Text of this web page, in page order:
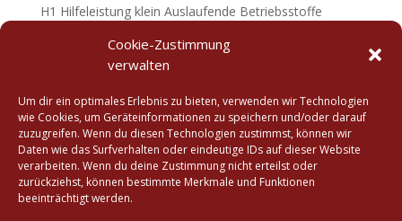
Cookie-Zustimmung
verwalten
Um dir ein optimales Erlebnis zu bieten, verwenden wir Technologien
wie Cookies, um Geräteinformationen zu speichern und/oder darauf
zuzugreifen. Wenn du diesen Technologien zustimmst, können wir
Daten wie das Surfverhalten oder eindeutige IDs auf dieser Website
verarbeiten. Wenn du deine Zustimmung nicht erteilst oder
zurückziehst, können bestimmte Merkmale und Funktionen
beeinträchtigt werden.
H1 Hilfeleistung klein Auslaufende Betriebsstoffe
H1 Hilfeleistung klein Suchaktion
H1 Hilfeleistung klein + Menschenleben in Gefahr
H 1 Hilfeleistung klein (Absicherung)
H1 Hilfeleistung nach telefonischer Alarmierung
Neueste Kommentare